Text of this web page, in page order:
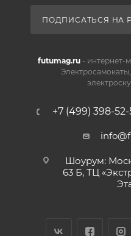
ПОДПИСАТЬСЯ НА
futumag.ru- интернет-
+7 (499) 398-52-
Шоурум:
63 Б, ТЦ